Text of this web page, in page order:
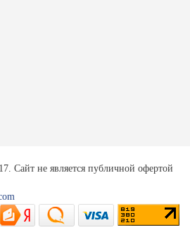
Сайт не является публичной офертой